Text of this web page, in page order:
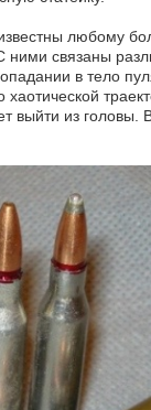
любому
связаны
в тело
хаотической
выйти из головы.